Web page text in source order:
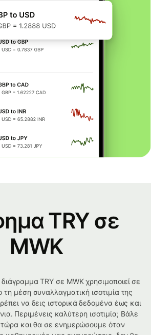
TRY σε
MWK
TRY σε MWK χρησιμοποιεί σε
μέση συναλλαγματική ισοτιμία της
να δεις ιστορικά δεδομένα έως και
Περιμένεις καλύτερη ισοτιμία; Βάλε
τώρα και θα σε ενημερώσουμε όταν